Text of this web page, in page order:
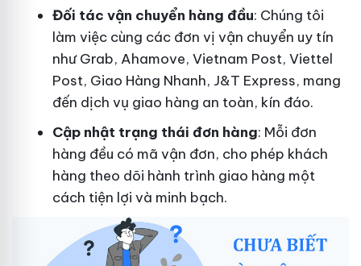
Đối tác vận chuyển hàng đầu: Chúng tôi
làm việc cùng các đơn vị vận chuyển uy tín
như Grab, Ahamove, Vietnam Post, Viettel
Post, Giao Hàng Nhanh, J&T Express, mang
đến dịch vụ giao hàng an toàn, kín đáo.
Cập nhật trạng thái đơn hàng: Mỗi đơn
hàng đều có mã vận đơn, cho phép khách
hàng theo dõi hành trình giao hàng một
cách tiện lợi và minh bạch.